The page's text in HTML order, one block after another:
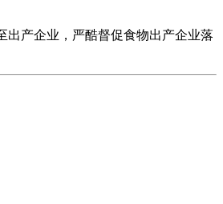
产企业，严酷督促食物出产企业落